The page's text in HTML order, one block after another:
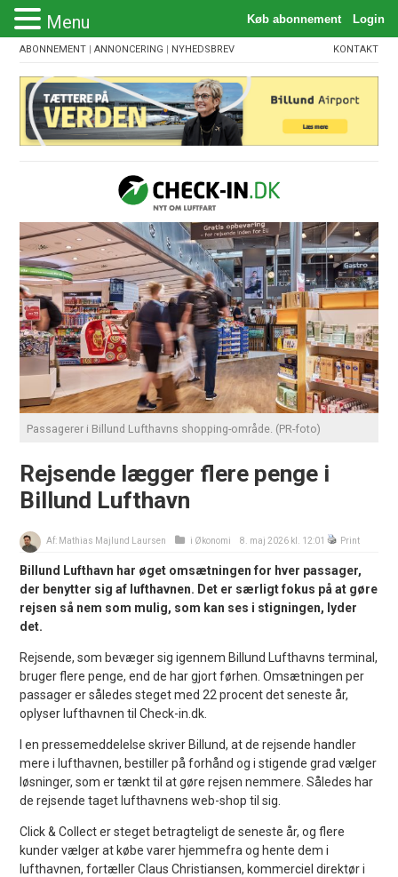
ABONNEMENT |ANNONCERING | NYHEDSBREV KONTAKT
Passagerer i Billund Lufthavns shopping-område. (PR-foto)
Rejsende lægger flere penge i
Billund Lufthavn
Af: Mathias Majlund Laursen i Økonomi 8. maj 2026 kl. 12:01 Print
Billund Lufthavn har øget omsætningen for hver passager,
der benytter sig af lufthavnen. Det er særligt fokus på at gøre
rejsen så nem som mulig, som kan ses i stigningen, lyder
det.
Rejsende, som bevæger sig igennem Billund Lufthavns terminal,
bruger flere penge, end de har gjort førhen. Omsætningen per
passager er således steget med 22 procent det seneste år,
oplyser lufthavnen til Check-in.dk.
I en pressemeddelelse skriver Billund, at de rejsende handler
mere i lufthavnen, bestiller på forhånd og i stigende grad vælger
løsninger, som er tænkt til at gøre rejsen nemmere. Således har
de rejsende taget lufthavnens web-shop til sig.
Click & Collect er steget betragteligt de seneste år, og flere
kunder vælger at købe varer hjemmefra og hente dem i
lufthavnen, fortæller Claus Christiansen, kommerciel direktør i
Menu